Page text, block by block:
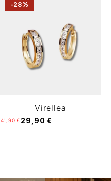
-28%
Virellea
41,90 €29,90 €